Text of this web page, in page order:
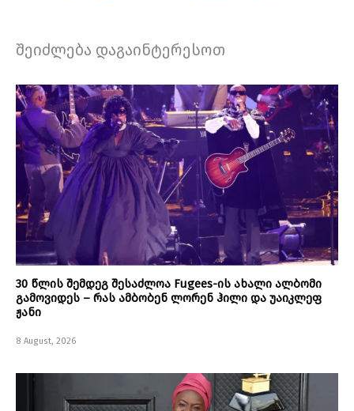
შეიძლება დაგაინტერესოთ
30 წლის შემდეგ შესაძლოა Fugees-ის ახალი ალბომი
გამოვიდეს – რას ამბობენ ლორენ ჰილი და უაიკლეფ
ჟანი
8 August, 2026